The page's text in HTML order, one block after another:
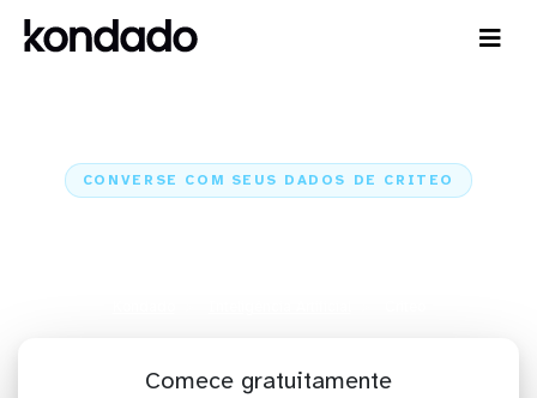
CONVERSE COM SEUS DADOS DE CRITEO
Comece gratuitamente